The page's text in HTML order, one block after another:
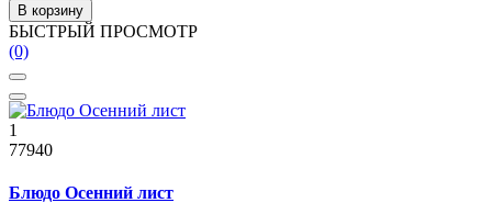
В корзину
БЫСТРЫЙ ПРОСМОТР
(0)
1
77940
Блюдо Осенний лист